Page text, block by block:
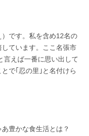
）です。私を含め12名の
ています。ここ名張市
言えば一番に思い出して
で｢忍の里｣と名付けら
豊かな食生活とは？